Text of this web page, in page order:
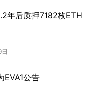
年后质押7182枚ETH
EVA1公告